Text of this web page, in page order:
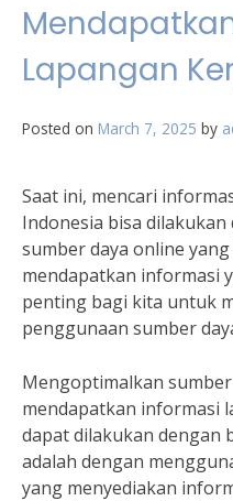
Lapangan
Posted on March 7, 2025 by
Saat ini, mencari
Indonesia bisa
sumber daya online
mendapatkan informasi
penting bagi kita untuk
penggunaan sumber
Mengoptimalkan
mendapatkan informasi
dapat dilakukan dengan
adalah dengan
yang menyediakan